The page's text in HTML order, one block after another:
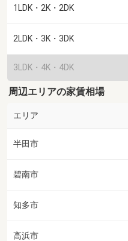
1LDK・2K・2DK
2LDK・3K・3DK
3LDK・4K・4DK
周辺エリアの家賃相場
エリア
半田市
碧南市
知多市
高浜市